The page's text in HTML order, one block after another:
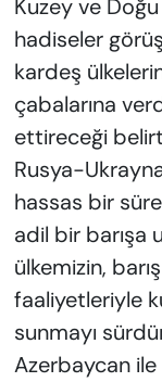
Kuzey ve
hadiseler
kardeş
çabalarına
ettireceği
Rusya-
hassas bir
adil bir barışa
ülkemizin,
faaliyetleriyle
sunmayı
Azerbaycan ile